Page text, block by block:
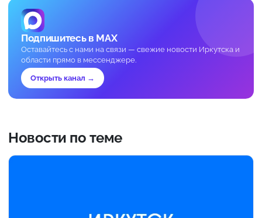
Подпишитесь в MAX
Оставайтесь с нами на связи — свежие новости Иркутска и
области прямо в мессенджере.
Открыть канал →
Новости по теме